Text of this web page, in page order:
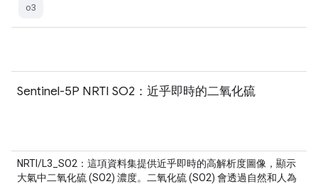
o3
Sentinel-5P NRTI SO2：近乎即時的二氧化硫
NRTI/L3_SO2：這項資料集提供近乎即時的高解析度圖像，顯示
大氣中二氧化硫 (SO2) 濃度。二氧化硫 (SO2) 會透過自然和人為